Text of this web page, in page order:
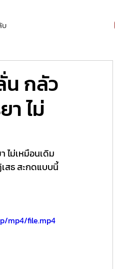
บ
กลัว
า ไม่
ไม่เหมือนเดิม
สธ สะกดแบบนี้
mp4/file.mp4